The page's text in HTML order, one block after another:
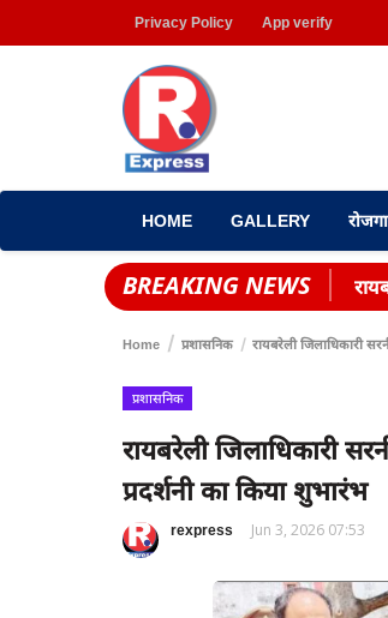
Privacy Policy App verify
HOME GALLERY
BREAKING NEWS
Home प्रशासनिक रायबरेली जिलाधिकारी
प्रशासनिक
रायबरेली जिलाधिकारी
प्रदर्शनी का किया शुभारंभ
rexpress Jun 3, 2026 07:53